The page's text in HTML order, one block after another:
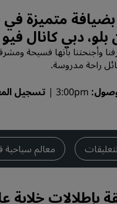
متميزة
دبي كانال فيو
وأجنحتنا بأنها فسيحة
راحة مدروسة.
3:00pm
تسجيل
معالم سياحية
بإطلالات خلابة